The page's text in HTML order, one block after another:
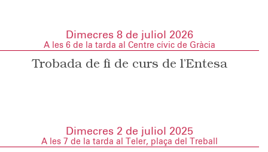
Dimecres 8 de juliol 2026
A les 6 de la tarda al Centre cívic de Gràcia
Trobada de fi de curs de l’Entesa
Dimecres 2 de juliol 2025
A les 7 de la tarda al Teler, plaça del Treball